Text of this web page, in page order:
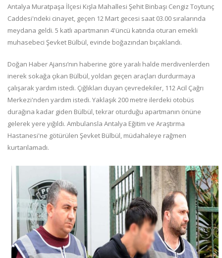
Antalya Muratpaşa İlçesi Kışla Mahallesi Şehit Binbaşı Cengiz Toytunç
Caddesi'ndeki cinayet, geçen 12 Mart gecesi saat 03.00 sıralarında
meydana geldi. 5 katlı apartmanın 4'üncü katında oturan emekli
muhasebeci Şevket Bülbül, evinde boğazından bıçaklandı.
Doğan Haber Ajansı’nın haberine göre yaralı halde merdivenlerden
inerek sokağa çıkan Bülbül, yoldan geçen araçları durdurmaya
çalışarak yardım istedi. Çığlıkları duyan çevredekiler, 112 Acil Çağrı
Merkezi'nden yardım istedi. Yaklaşık 200 metre ilerdeki otobüs
durağına kadar giden Bülbül, tekrar oturduğu apartmanın önüne
gelerek yere yığıldı. Ambulansla Antalya Eğitim ve Araştırma
Hastanesi'ne götürülen Şevket Bülbül, müdahaleye rağmen
kurtarılamadı.